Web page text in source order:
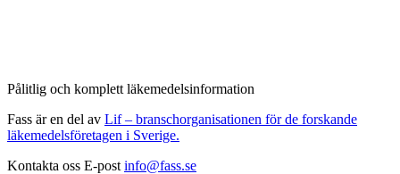
Pålitlig och komplett läkemedelsinformation
Fass är en del av Lif – branschorganisationen för de forskande
läkemedelsföretagen i Sverige.
Kontakta oss E-post info@fass.se